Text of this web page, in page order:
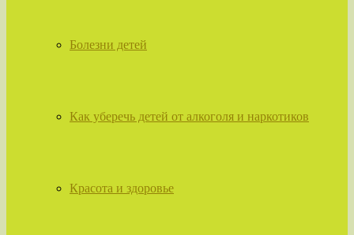
Болезни детей
Как уберечь детей от алкоголя и наркотиков
Красота и здоровье